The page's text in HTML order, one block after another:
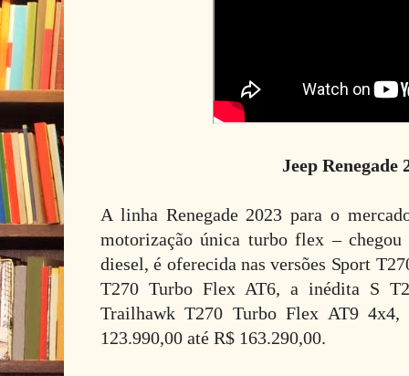
Jeep Renegade
A linha Renegade 2023 para o
motorização única turbo flex –
diesel, é oferecida nas versões Sport
T270 Turbo Flex AT6, a inédita S
Trailhawk T270 Turbo Flex AT9
123.990,00 até R$ 163.290,00.